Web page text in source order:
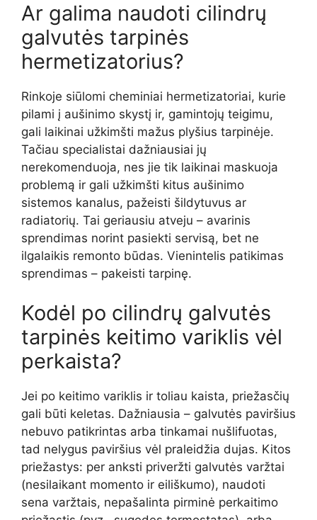
Ar galima naudoti cilindrų
galvutės tarpinės
hermetizatorius?
Rinkoje siūlomi cheminiai hermetizatoriai, kurie
pilami į aušinimo skystį ir, gamintojų teigimu,
gali laikinai užkimšti mažus plyšius tarpinėje.
Tačiau specialistai dažniausiai jų
nerekomenduoja, nes jie tik laikinai maskuoja
problemą ir gali užkimšti kitus aušinimo
sistemos kanalus, pažeisti šildytuvus ar
radiatorių. Tai geriausiu atveju – avarinis
sprendimas norint pasiekti servisą, bet ne
ilgalaikis remonto būdas. Vienintelis patikimas
sprendimas – pakeisti tarpinę.
Kodėl po cilindrų galvutės
tarpinės keitimo variklis vėl
perkaista?
Jei po keitimo variklis ir toliau kaista, priežasčių
gali būti keletas. Dažniausia – galvutės paviršius
nebuvo patikrintas arba tinkamai nušlifuotas,
tad nelygus paviršius vėl praleidžia dujas. Kitos
priežastys: per anksti priveržti galvutės varžtai
(nesilaikant momento ir eiliškumo), naudoti
sena varžtais, nepašalinta pirminė perkaitimo